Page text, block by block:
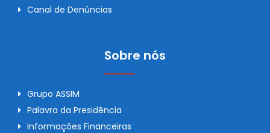
Canal de Denúncias
Sobre nós
Grupo ASSIM
Palavra da Presidência
Informações Financeiras